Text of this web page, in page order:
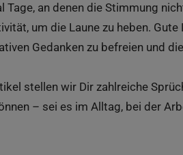
Tage, an denen die Stimmung
um die Laune zu heben.
Gedanken zu befreien und
stellen wir Dir zahlreiche
– sei es im Alltag, bei der